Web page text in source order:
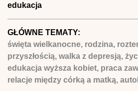
edukacja
GŁÓWNE TEMATY:
święta wielkanocne, rodzina,
przyszłością, walka z depresją,
edukacja wyższa kobiet, praca
relacje między córką a matką,